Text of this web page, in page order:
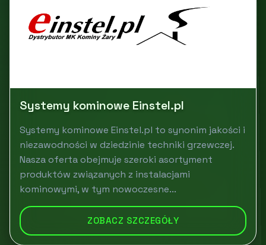
Systemy kominowe Einstel.pl
Systemy kominowe Einstel.pl to synonim jakości i
niezawodności w dziedzinie techniki grzewczej.
Nasza oferta obejmuje szeroki asortyment
produktów związanych z instalacjami
kominowymi, w tym nowoczesne...
ZOBACZ SZCZEGÓŁY